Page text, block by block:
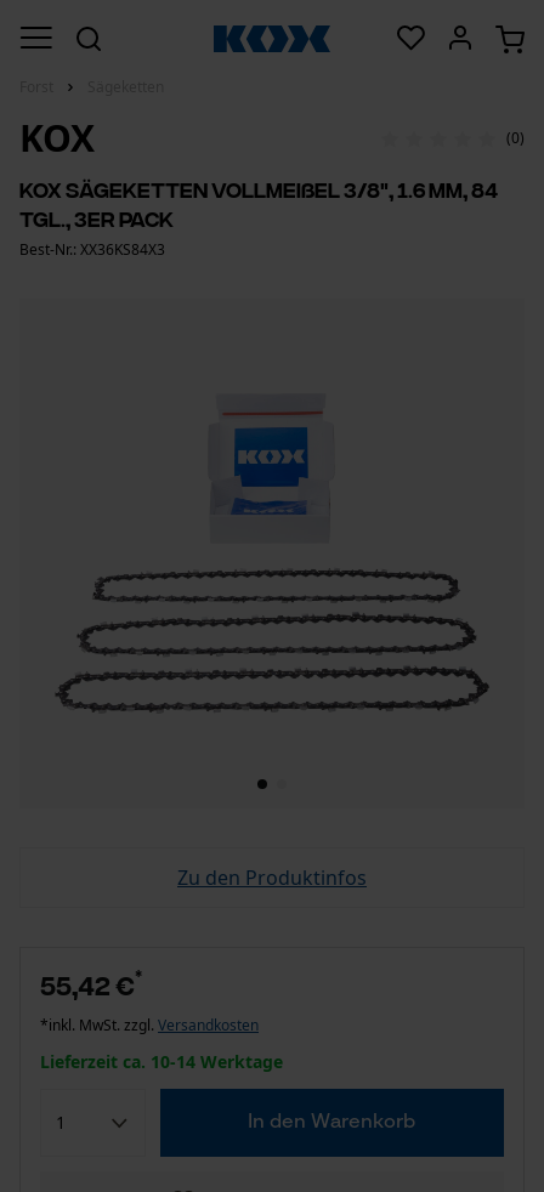
KOX (0)
KOX Sägeketten Vollmeißel 3/8", 1.6 mm, 84
Tgl., 3er Pack
Best-Nr.: XX36KS84X3
Zu den Produktinfos
55,42 €*
*inkl. MwSt. zzgl. Versandkosten
Lieferzeit ca. 10-14 Werktage
In den Warenkorb